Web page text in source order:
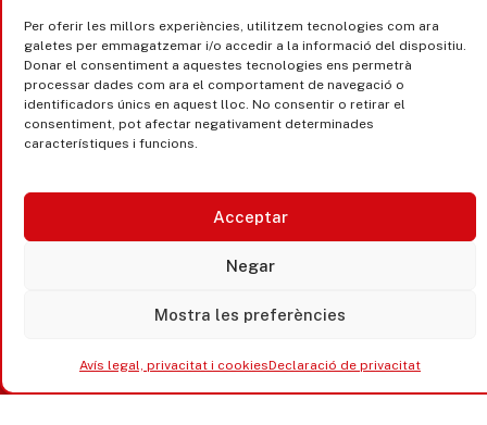
Per oferir les millors experiències, utilitzem tecnologies com ara
galetes per emmagatzemar i/o accedir a la informació del dispositiu.
Donar el consentiment a aquestes tecnologies ens permetrà
processar dades com ara el comportament de navegació o
identificadors únics en aquest lloc. No consentir o retirar el
consentiment, pot afectar negativament determinades
característiques i funcions.
Acceptar
Negar
Mostra les preferències
Avís legal, privacitat i cookiesDeclaració de privacitat
Castell d’Aro · Platja d’Aro · S’Agaró